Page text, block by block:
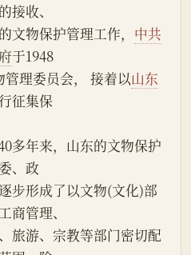
接收、
文物保护管理工作， 中共
于1948
理委员会， 接着以山东
征集保
多年来，山东的文物保护
、政
步形成了以文物(文化)部
商管理、
旅游、宗教等部门密切配